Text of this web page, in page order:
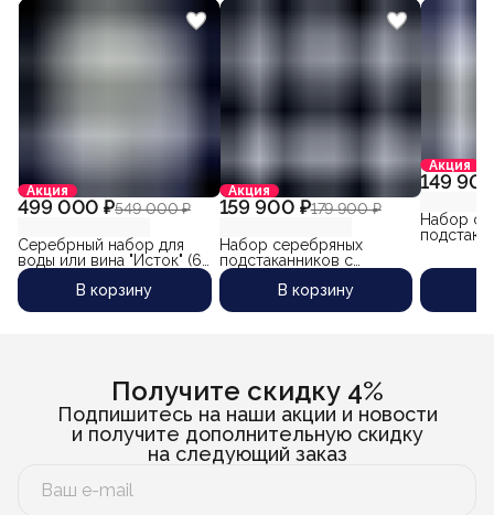
Акция
499 000 ₽549 000 ₽
Серебрный набор для
воды или вина "Исток" (6
предметов) объем
кувшина 1500 мл.
В корзину
Акция
159 900 ₽179 900 ₽
Набор серебряных
подстаканников с
хрустальными стаканами
"Прибой-5" (6 шт)
В корзину
Акция
149
Набор
Получите скидку 4%
Подпишитесь на наши акции и новости
и получите дополнительную скидку
на следующий заказ